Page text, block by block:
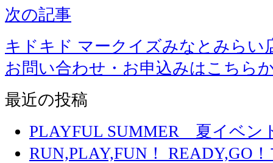
次の記事
キドキド マークイズみなとみらい
お問い合わせ・お申込みはこちら
最近の投稿
PLAYFUL SUMMER 夏イベ
RUN,PLAY,FUN！ READY,GO